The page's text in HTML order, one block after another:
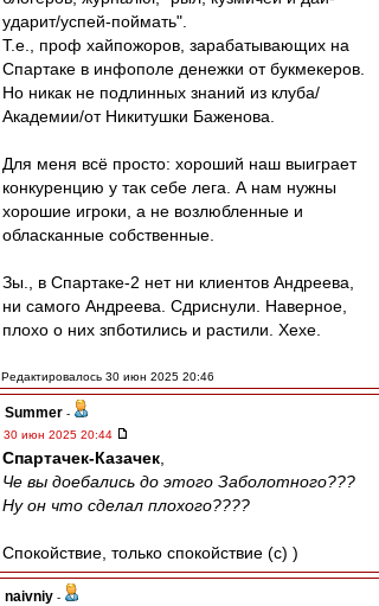
ударит/успей-поймать".
Т.е., проф хайпожоров, зарабатывающих на
Спартаке в инфополе денежки от букмекеров.
Но никак не подлинных знаний из клуба/
Академии/от Никитушки Баженова.
Для меня всё просто: хороший наш выиграет
конкуренцию у так себе лега. А нам нужны
хорошие игроки, а не возлюбленные и
обласканные собственные.
Зы., в Спартаке-2 нет ни клиентов Андреева,
ни самого Андреева. Сдриснули. Наверное,
плохо о них зпботились и растили. Хехе.
Редактировалось 30 июн 2025 20:46
Summer -
30 июн 2025 20:44
Спартачек-Казачек
Че вы доебались до этого Заболотного???
Ну он что сделал плохого????
Спокойствие, только спокойствие (c) )
naivniy -